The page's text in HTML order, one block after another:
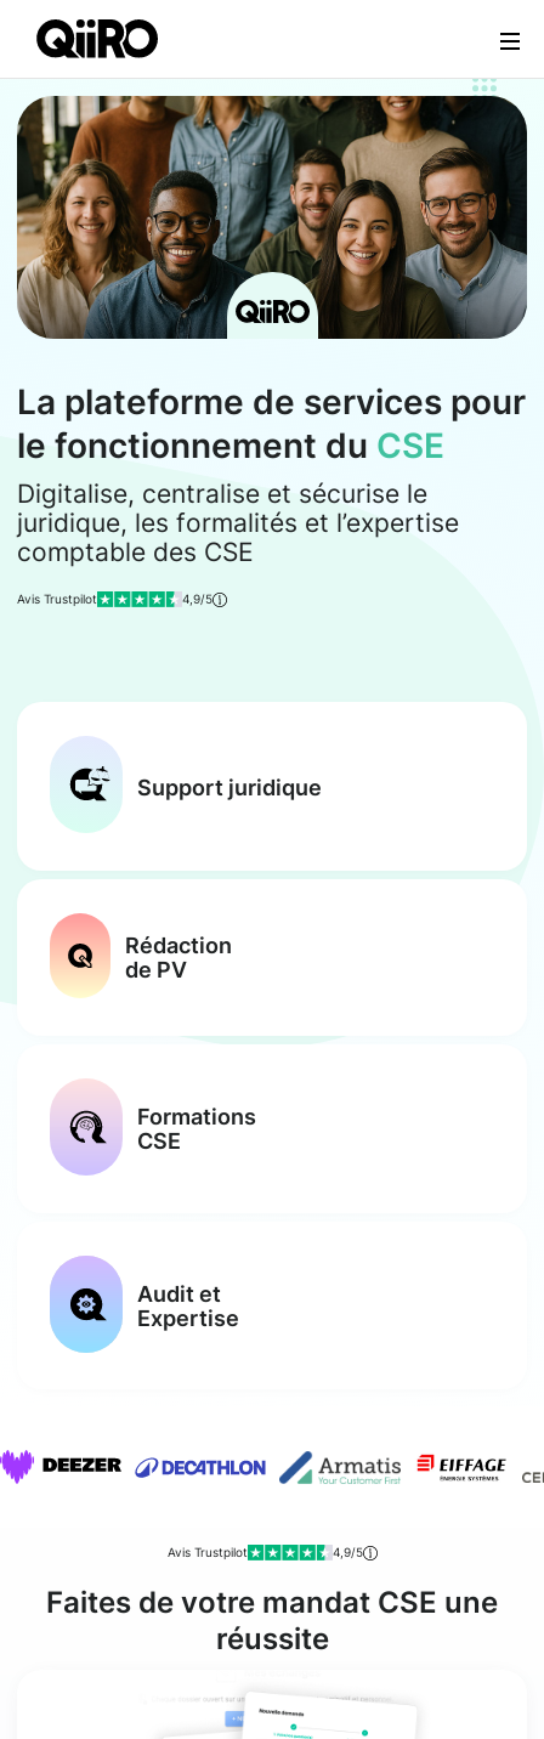
Webflow Homepage
La plateforme de services pour
le fonctionnement du CSE
Digitalise, centralise et sécurise le
juridique, les formalités et l’expertise
comptable des CSE
Avis Trustpilot 4,9/5
Support juridique
Rédaction
de PV
Formations
CSE
Audit et
Expertise
Avis Trustpilot 4,9/5
Faites de votre mandat CSE une
réussite